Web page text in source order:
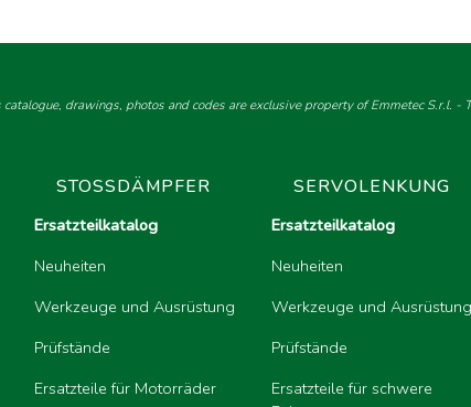
drawings, photos and codes are exclusive property of Emmetec
STOSSDÄMPFER
Ersatzteilkatalog
Neuheiten
Werkzeuge und Ausrüstung
Prüfstände
Ersatzteile für Motorräder
SERVOLENKUNG
Ersatzteilkatalog
Neuheiten
Werkzeuge und Ausrüstung
Prüfstände
Ersatzteile für schwere